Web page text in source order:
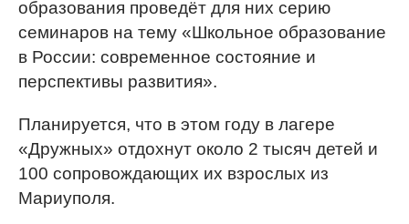
образования проведёт для них серию
семинаров на тему «Школьное образование
в России: современное состояние и
перспективы развития».
Планируется, что в этом году в лагере
«Дружных» отдохнут около 2 тысяч детей и
100 сопровождающих их взрослых из
Мариуполя.